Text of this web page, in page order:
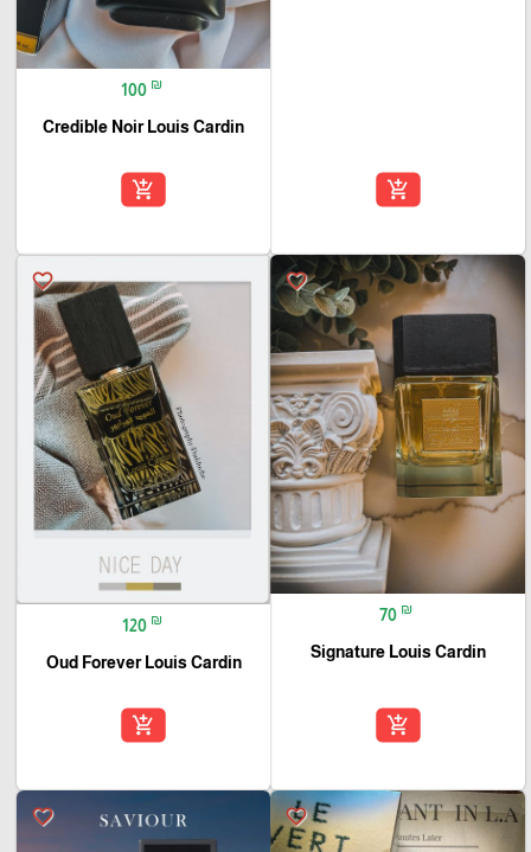
add_shopping_cart
100 ₪
Credible Noir Louis Cardin
add_shopping_cart
favorite_border
70 ₪
Signature Louis Cardin
add_shopping_cart
favorite_border
120 ₪
Oud Forever Louis Cardin
add_shopping_cart
favorite_border
favorite_border